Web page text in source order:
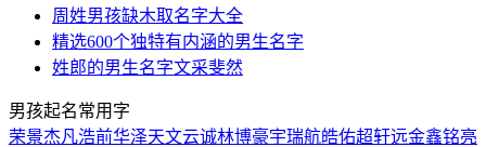
周姓男孩缺木取名字大全
精选600个独特有内涵的男生名字
姓郎的男生名字文采斐然
男孩起名常用字
荣景杰凡浩前华泽天文云诚林博豪宇瑞航皓佑超轩远金鑫铭亮